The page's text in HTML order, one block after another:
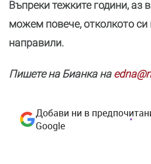
Въпреки тежките години, аз
можем повече, отколкото
направили.
Пишете на Бианка на
Добави ни в
Google